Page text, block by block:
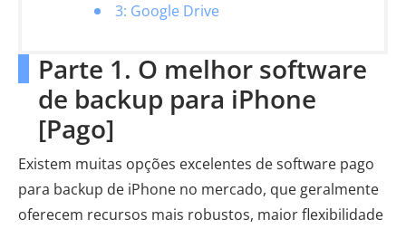
3: Google Drive
Parte 1. O melhor software
de backup para iPhone
[Pago]
Existem muitas opções excelentes de software pago
para backup de iPhone no mercado, que geralmente
oferecem recursos mais robustos, maior flexibilidade